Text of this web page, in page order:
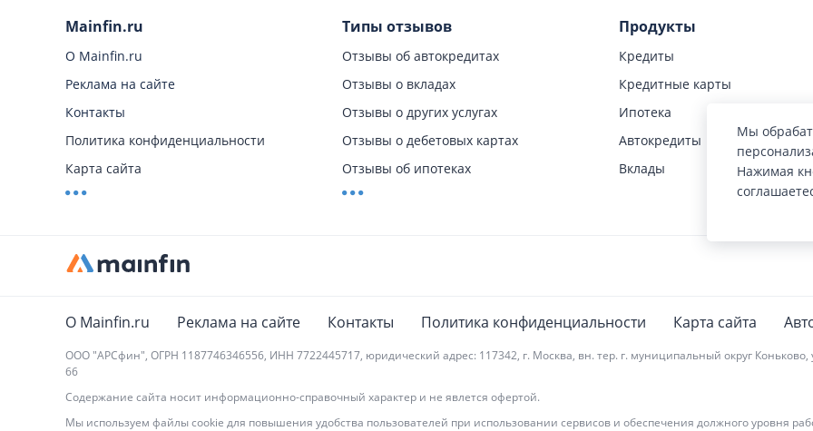
Mainfin.ru
О Mainfin.ru
Реклама на сайте
Контакты
Политика конфиденциальности
Карта сайта
Авторы
Новости
Типы отзывов
Отзывы об автокредитах
Отзывы о вкладах
Отзывы о других услугах
Отзывы о дебетовых картах
Отзывы об ипотеках
Отзывы о кредитах
Продукты
Кредиты
Кредитные карты
Ипотека
Автокредиты
Вклады
О Mainfin.ru Реклама на сайте Контакты Политика конфиденциальности Карта сайта
ООО "АРСфин", ОГРН 1187746346556, ИНН 7722445717, юридический адрес: 117342, г. Москва, вн. тер. г. муниципальный округ Коньково,
66
Содержание сайта носит информационно-справочный характер и не явлется офертой.
Мы используем файлы cookie для повышения удобства пользователей при использовании сервисов и обеспечения должного уровня
Мы
Нажимая